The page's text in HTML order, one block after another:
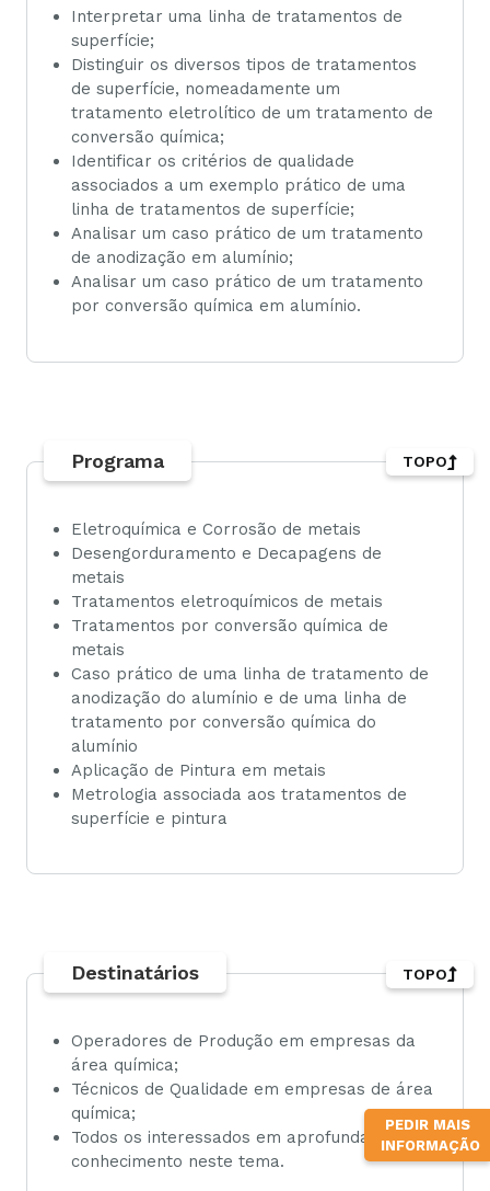
PEDIR MAIS
INFORMAÇÃO
Interpretar uma linha de tratamentos de
superfície;
Distinguir os diversos tipos de tratamentos
de superfície, nomeadamente um
tratamento eletrolítico de um tratamento de
conversão química;
Identificar os critérios de qualidade
associados a um exemplo prático de uma
linha de tratamentos de superfície;
Analisar um caso prático de um tratamento
de anodização em alumínio;
Analisar um caso prático de um tratamento
por conversão química em alumínio.
Programa
Eletroquímica e Corrosão de metais
Desengorduramento e Decapagens de
metais
Tratamentos eletroquímicos de metais
Tratamentos por conversão química de
metais
Caso prático de uma linha de tratamento de
anodização do alumínio e de uma linha de
tratamento por conversão química do
alumínio
Aplicação de Pintura em metais
Metrologia associada aos tratamentos de
superfície e pintura
TOPO
Destinatários
Operadores de Produção em empresas da
área química;
Técnicos de Qualidade em empresas de área
química;
Todos os interessados em aprofundar o seu
conhecimento neste tema.
TOPO